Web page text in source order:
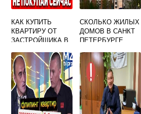
КАК КУПИТЬ
КВАРТИРУ ОТ
ЗАСТРОЙЩИКА В
СКОЛЬКО ЖИЛЫХ
ДОМОВ В САНКТ
ПЕТЕРБУРГЕ